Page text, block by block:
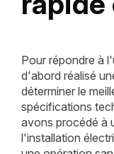
Pour répondre à
d'abord réalisé
déterminer le
spécifications
avons procédé à
l'installation